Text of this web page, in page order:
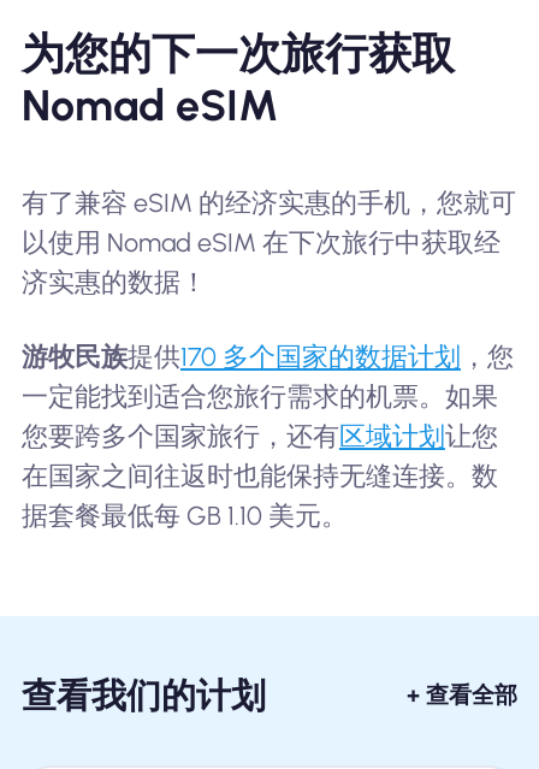
为您的下一次旅行获取
Nomad eSIM
有了兼容 eSIM 的经济实惠的手机，您就可
以使用 Nomad eSIM 在下次旅行中获取经
济实惠的数据！
游牧民族提供170 多个国家的数据计划 ，您
一定能找到适合您旅行需求的机票。如果
您要跨多个国家旅行，还有区域计划 让您
在国家之间往返时也能保持无缝连接。数
据套餐最低每 GB 1.10 美元。
查看我们的计划 + 查看全部